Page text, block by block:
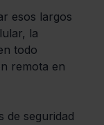
esos largos
la
todo
remota en
de seguridad